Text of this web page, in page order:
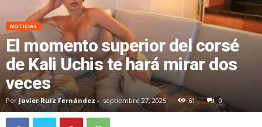
NOTICIAS
El momento superior del corsé
de Kali Uchis te hará mirar dos
veces
Por Javier Ruiz Fernández - septiembre 27, 2025 61 0